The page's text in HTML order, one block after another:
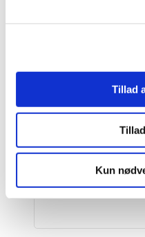
Tillad
Kun
VÆRD AT VIDE